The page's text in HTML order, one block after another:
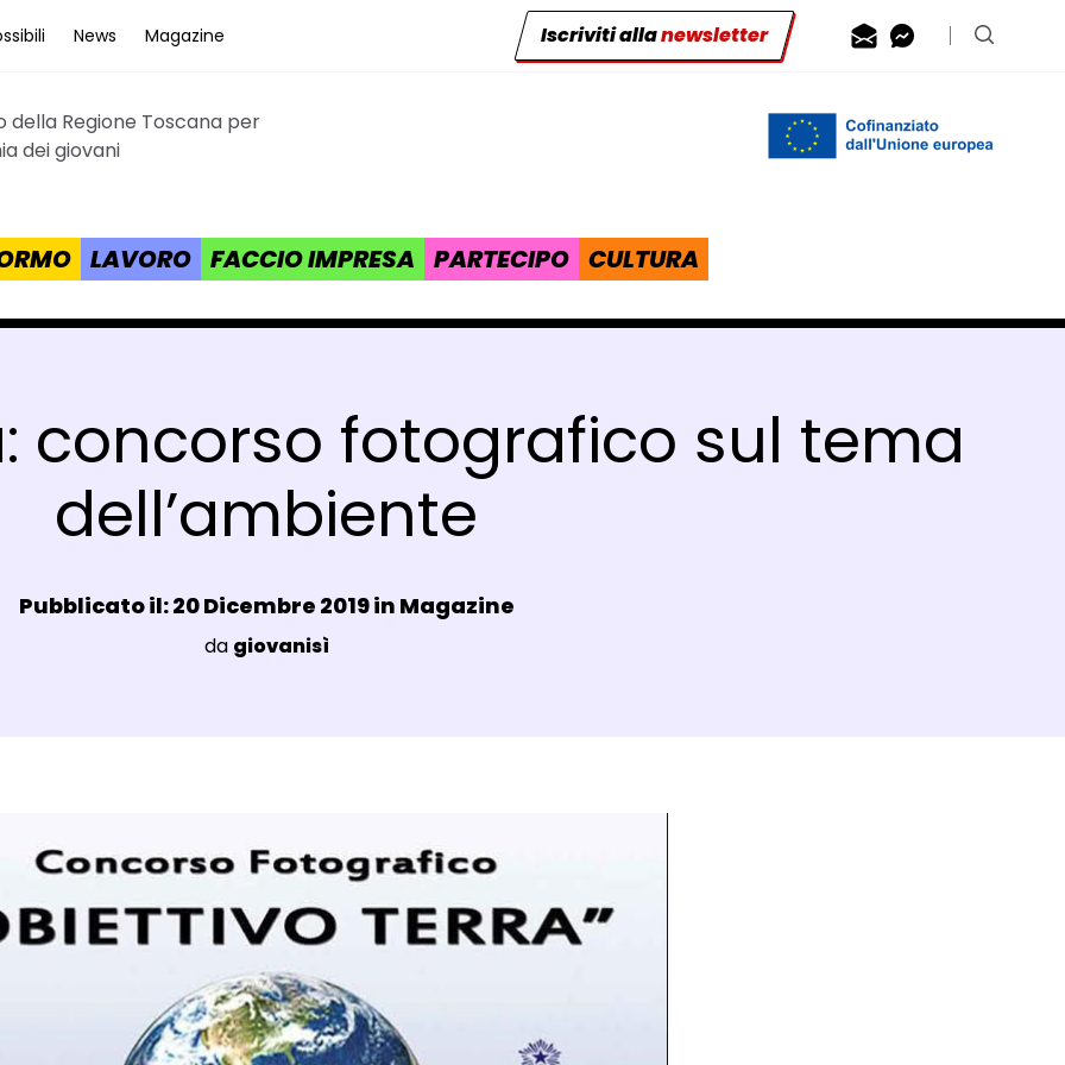
News Magazine Iscriviti allanewsletter Contattaci via
Contattaci
Cerca
della Regione Toscana per
dei giovani
LAVORO FACCIO IMPRESA PARTECIPO CULTURA
concorso fotografico sul tema
dell’ambiente
Data e ora:
Pubblicato il: 20 Dicembre 2019 in Magazine
Luogo:
da giovanisì
Post Magazine